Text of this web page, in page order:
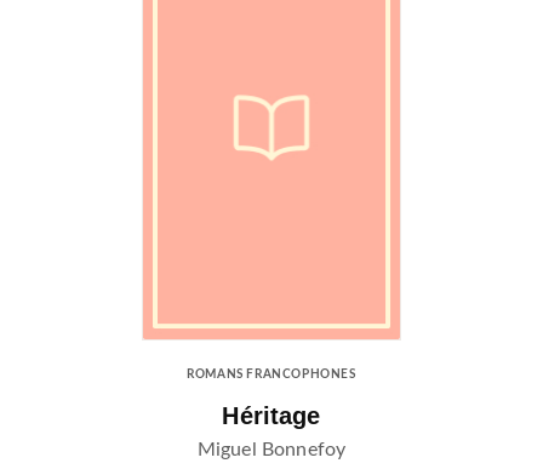
ROMANS FRANCOPHONES
Héritage
Miguel Bonnefoy